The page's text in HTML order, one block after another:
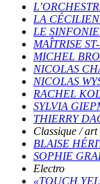
LA
LE
MAÎTRISE
MICHEL
NICOLAS
NICOLAS
RACHEL
SYLVIA
THIERRY
Classique /
BLAISE
SOPHIE
Electro
«TOUCH